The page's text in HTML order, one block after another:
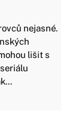
nejasné.
lišit s